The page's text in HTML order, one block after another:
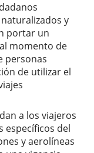
y
portar un
momento de
personas
de utilizar el
a los viajeros
específicos del
y aerolíneas